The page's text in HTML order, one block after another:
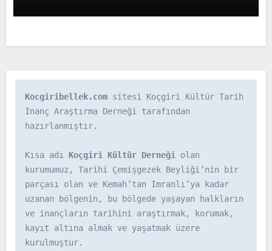
Kocgiribellek.com sitesi Koçgiri Kültür Tarih
İnanç Araştırma Derneği tarafından
hazırlanmıştır.
Kısa adı Koçgiri Kültür Derneği olan
kurumumuz, Tarihi Çemişgezek Beyliği’nin bir
parçası olan ve Kemah’tan İmranlı’ya kadar
uzanan bölgenin, bu bölgede yaşayan halkların
ve inançların tarihini araştırmak, korumak,
kayıt altına almak ve yaşatmak üzere
kurulmuştur.